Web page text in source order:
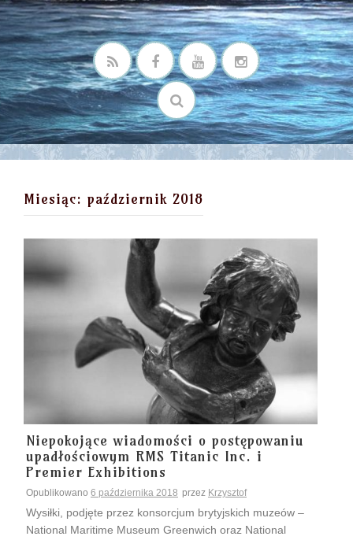
Miesiąc: październik 2018
Niepokojące wiadomości o postępowaniu
upadłościowym RMS Titanic Inc. i
Premier Exhibitions
Opublikowano 6 października 2018 przez Krzysztof
Wysiłki, podjęte przez konsorcjum brytyjskich muzeów –
National Maritime Museum Greenwich oraz National